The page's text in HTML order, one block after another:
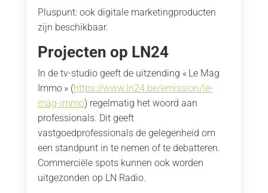
Pluspunt: ook digitale marketingproducten
zijn beschikbaar.
Projecten op LN24
In de tv-studio geeft de uitzending « Le Mag
Immo » (https://www.ln24.be/emission/le-
mag-immo) regelmatig het woord aan
professionals. Dit geeft
vastgoedprofessionals de gelegenheid om
een standpunt in te nemen of te debatteren.
Commerciële spots kunnen ook worden
uitgezonden op LN Radio.